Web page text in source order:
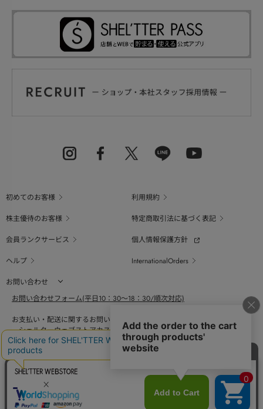
初めてのお客様
利用規約
株主優待のお客様
特定商取引法に基づく表記
会員ランクサービス
個人情報保護方針
ヘルプ
InternationalOrders
お問い合わせ
お問い合わせフォーム(平日10：30～18：30/順次対応)
お支払い・配送に関するお問い合わせ（平日10：30～18：00）
シェルターウェブストアカスタマーセンター
0800-123-6820
商品の素材、サイズ、仕様等に関するお問い合せ（平日10：30～18：00）
バロックジャパンリミテッドコールセンター
03-6730-9191
BAROQUE JAPAN LIMITED 採用情報